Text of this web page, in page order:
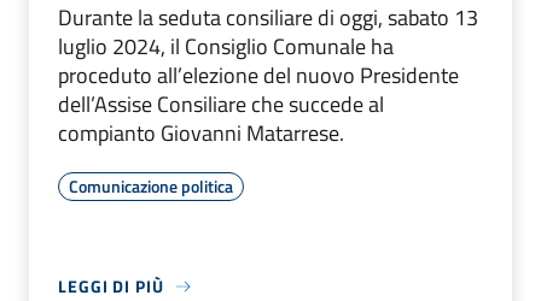
Durante la seduta consiliare di oggi, sabato 13
luglio 2024, il Consiglio Comunale ha
proceduto all’elezione del nuovo Presidente
dell’Assise Consiliare che succede al
compianto Giovanni Matarrese.
Comunicazione politica
LEGGI DI PIÙ